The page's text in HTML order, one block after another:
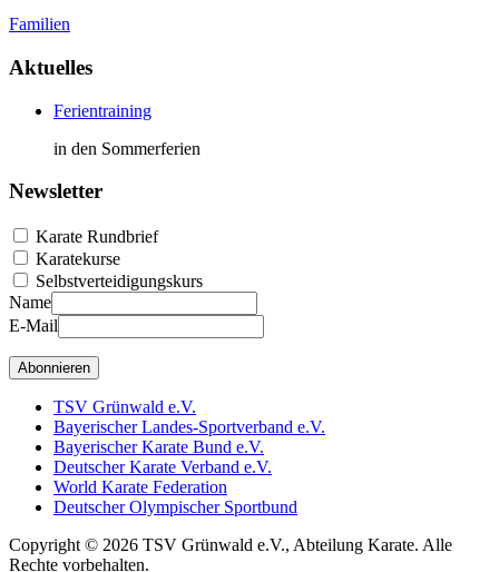
Familien
Aktuelles
Ferientraining
in den Sommerferien
Newsletter
Karate Rundbrief
Karatekurse
Selbstverteidigungskurs
Name
E-Mail
Abonnieren
TSV Grünwald e.V.
Bayerischer Landes-Sportverband e.V.
Bayerischer Karate Bund e.V.
Deutscher Karate Verband e.V.
World Karate Federation
Deutscher Olympischer Sportbund
Copyright © 2026 TSV Grünwald e.V., Abteilung Karate. Alle
Rechte vorbehalten.